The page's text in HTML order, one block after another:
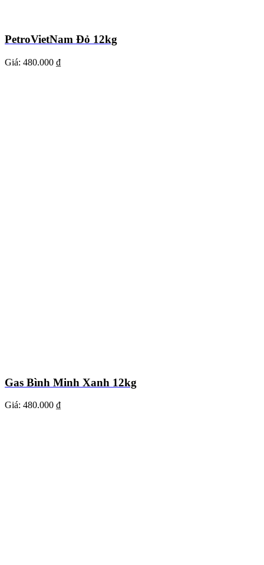
PetroVietNam Đỏ 12kg
Giá: 480.000 ₫
Gas Bình Minh Xanh 12kg
Giá: 480.000 ₫